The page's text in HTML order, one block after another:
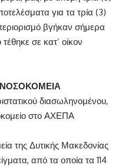
για τα τρία (3)
βγήκαν σήμερα
σε κατ’ οίκον
διασωληνομένου,
στο ΑΧΕΠΑ
της Δυτικής Μακεδονίας
από τα οποία τα 114